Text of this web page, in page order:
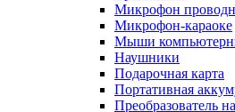
Микрофон
Микрофон-караоке
Мыши
Наушники
Подарочная карта
Портативная
Преобразователь